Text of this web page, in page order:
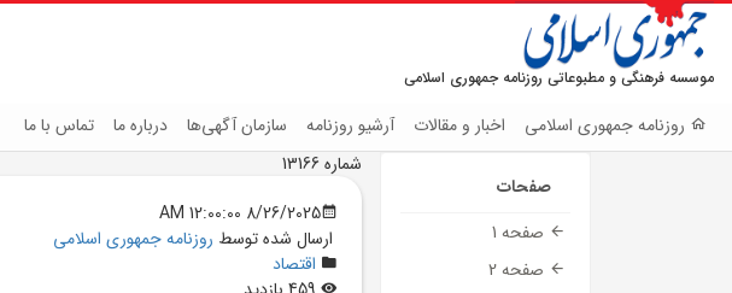
موسسه فرهنگی و مطبوعاتی روزنامه جمهوری اسلامی
روزنامه جمهوری اسلامی اخبار و مقالات آرشیو روزنامه سازمان آگهی‌ها درباره ما تماس با ما
صفحات
صفحه 1
صفحه 2
شماره 13166
8/26/2025 12:00:00 AM
ارسال شده توسط روزنامه جمهوری اسلامی
اقتصاد